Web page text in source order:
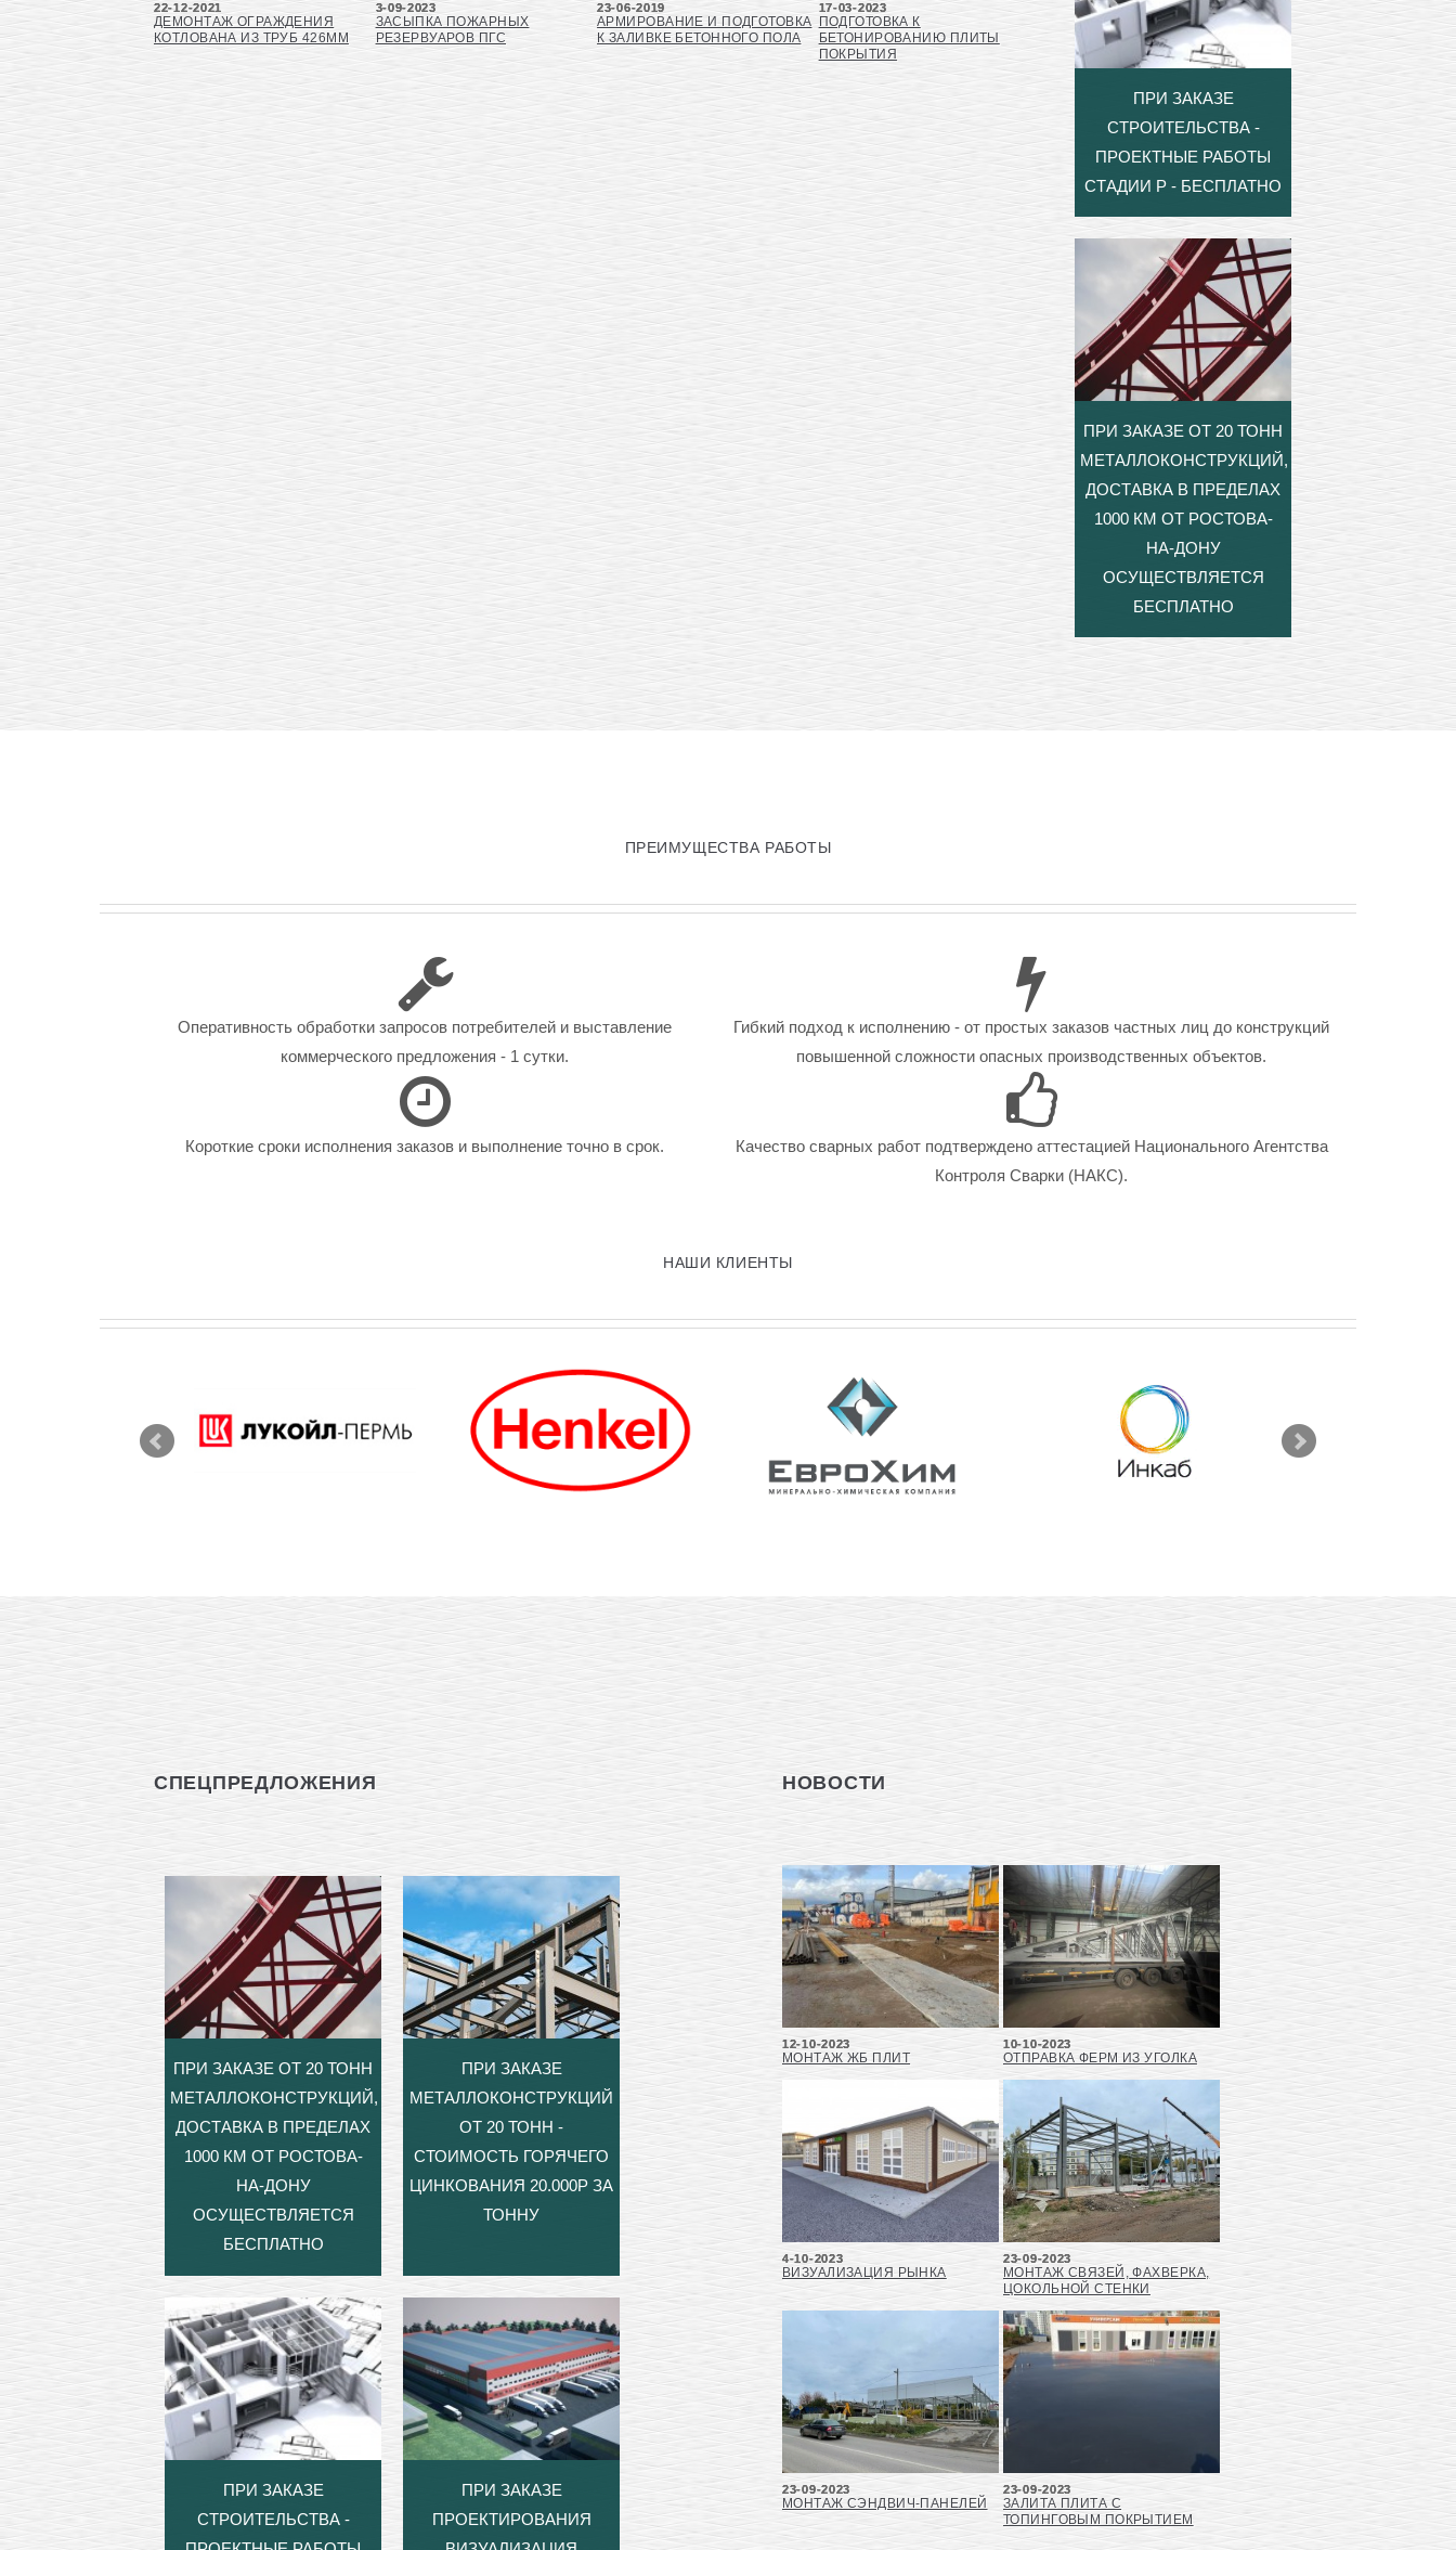
22-12-2021
ДЕМОНТАЖ ОГРАЖДЕНИЯ
КОТЛОВАНА ИЗ ТРУБ 426ММ
3-09-2023
ЗАСЫПКА ПОЖАРНЫХ
РЕЗЕРВУАРОВ ПГС
23-06-2019
АРМИРОВАНИЕ И ПОДГОТОВКА
К ЗАЛИВКЕ БЕТОННОГО ПОЛА
17-03-2023
ПОДГОТОВКА К
БЕТОНИРОВАНИЮ ПЛИТЫ
ПОКРЫТИЯ
ПРИ ЗАКАЗЕ
СТРОИТЕЛЬСТВА -
ПРОЕКТНЫЕ РАБОТЫ
СТАДИИ Р - БЕСПЛАТНО
ПРИ ЗАКАЗЕ ОТ 20 ТОНН
МЕТАЛЛОКОНСТРУКЦИЙ,
ДОСТАВКА В ПРЕДЕЛАХ
1000 КМ ОТ РОСТОВА-
НА-ДОНУ
ОСУЩЕСТВЛЯЕТСЯ
БЕСПЛАТНО
ПРЕИМУЩЕСТВА РАБОТЫ
Оперативность обработки запросов потребителей и выставление
коммерческого предложения - 1 сутки.
Гибкий подход к исполнению - от простых заказов частных лиц до конструкций
повышенной сложности опасных производственных объектов.
Короткие сроки исполнения заказов и выполнение точно в срок.
Качество сварных работ подтверждено аттестацией Национального Агентства
Контроля Сварки (НАКС).
НАШИ КЛИЕНТЫ
СПЕЦПРЕДЛОЖЕНИЯ
ПРИ ЗАКАЗЕ ОТ 20 ТОНН
МЕТАЛЛОКОНСТРУКЦИЙ,
ДОСТАВКА В ПРЕДЕЛАХ
1000 КМ ОТ РОСТОВА-
НА-ДОНУ
ОСУЩЕСТВЛЯЕТСЯ
БЕСПЛАТНО
ПРИ ЗАКАЗЕ
МЕТАЛЛОКОНСТРУКЦИЙ
ОТ 20 ТОНН -
СТОИМОСТЬ ГОРЯЧЕГО
ЦИНКОВАНИЯ 20.000Р ЗА
ТОННУ
ПРИ ЗАКАЗЕ
СТРОИТЕЛЬСТВА -
ПРИ ЗАКАЗЕ
ПРОЕКТИРОВАНИЯ
НОВОСТИ
12-10-2023
МОНТАЖ ЖБ ПЛИТ
10-10-2023
ОТПРАВКА ФЕРМ ИЗ УГОЛКА
4-10-2023
ВИЗУАЛИЗАЦИЯ РЫНКА
23-09-2023
МОНТАЖ СВЯЗЕЙ, ФАХВЕРКА,
ЦОКОЛЬНОЙ СТЕНКИ
23-09-2023
МОНТАЖ СЭНДВИЧ-ПАНЕЛЕЙ
23-09-2023
ЗАЛИТА ПЛИТА С
ТОПИНГОВЫМ ПОКРЫТИЕМ